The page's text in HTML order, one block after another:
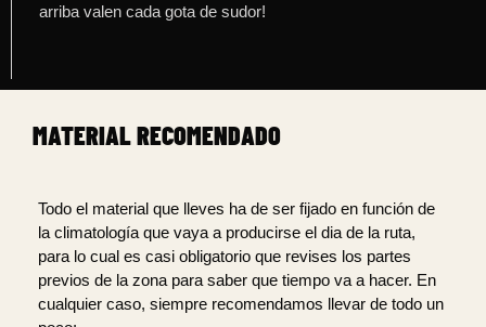
arriba valen cada gota de sudor!
MATERIAL RECOMENDADO
Todo el material que lleves ha de ser fijado en función de
la climatología que vaya a producirse el dia de la ruta,
para lo cual es casi obligatorio que revises los partes
previos de la zona para saber que tiempo va a hacer. En
cualquier caso, siempre recomendamos llevar de todo un